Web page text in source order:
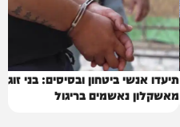
תיעדו אנשי ביטחון ובסיסים: בני זוג
מאשקלון נאשמים בריגול